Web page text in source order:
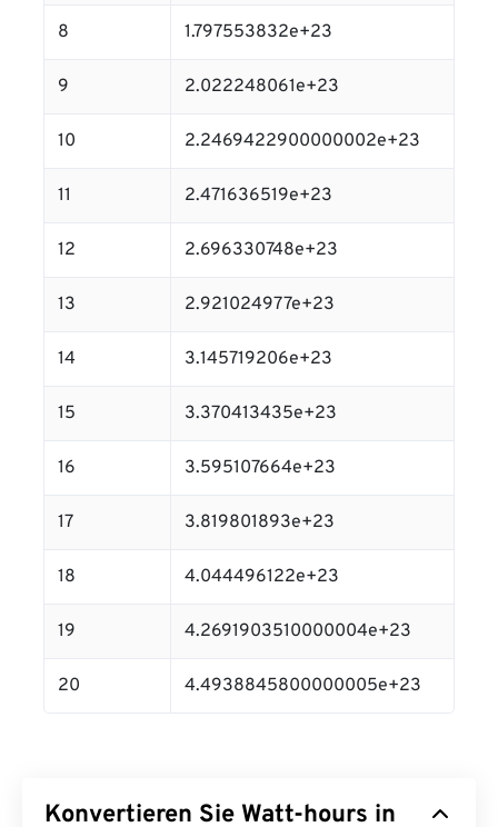
8 1.797553832e+23
9 2.022248061e+23
10 2.2469422900000002e+23
11 2.471636519e+23
12 2.696330748e+23
13 2.921024977e+23
14 3.145719206e+23
15 3.370413435e+23
16 3.595107664e+23
17 3.819801893e+23
18 4.044496122e+23
19 4.2691903510000004e+23
20 4.4938845800000005e+23
Konvertieren Sie Watt-hours in